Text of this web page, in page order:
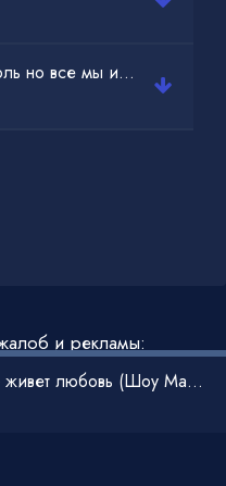
На раны на раны соль но все мы ищем любовь
и рекламы:
Если в сердце живет любовь (Шоу Маска)